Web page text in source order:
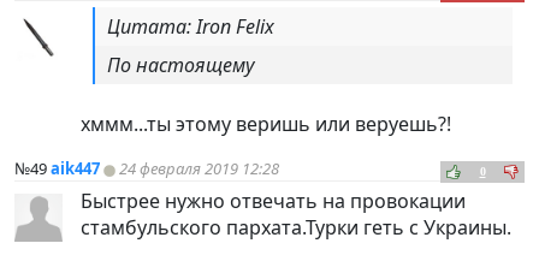
Цитата: Iron Felix
По настоящему
хммм...ты этому веришь или веруешь?!
№49aik447 24 февраля 2019 12:28 0
Быстрее нужно отвечать на провокации
стамбульского пархата.Турки геть с Украины.